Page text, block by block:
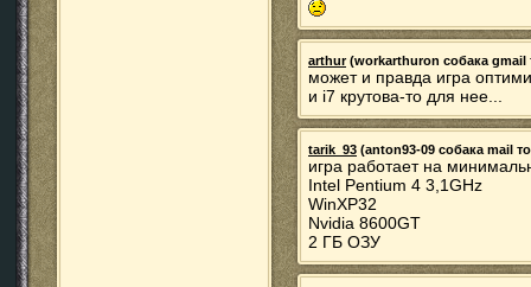
arthur(workarthuron собака gmail
может и правда игра
и i7 крутова-то для нее...
tarik_93 (anton93-09 собака mail
игра работает на
Intel Pentium 4 3,1GHz
WinXP32
Nvidia 8600GT
2 ГБ ОЗУ